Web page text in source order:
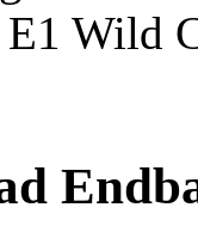
E1 Wild